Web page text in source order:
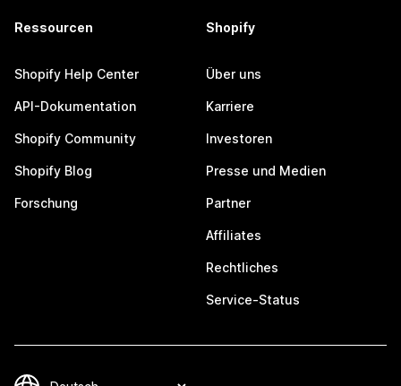
Ressourcen
Shopify Help Center
API-Dokumentation
Shopify Community
Shopify Blog
Forschung
Shopify
Über uns
Karriere
Investoren
Presse und Medien
Partner
Affiliates
Rechtliches
Service-Status